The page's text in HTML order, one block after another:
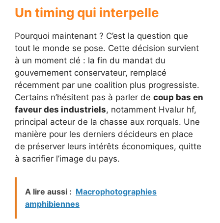
Un timing qui interpelle
Pourquoi maintenant ? C’est la question que
tout le monde se pose. Cette décision survient
à un moment clé : la fin du mandat du
gouvernement conservateur, remplacé
récemment par une coalition plus progressiste.
Certains n’hésitent pas à parler de coup bas en
faveur des industriels, notamment Hvalur hf,
principal acteur de la chasse aux rorquals. Une
manière pour les derniers décideurs en place
de préserver leurs intérêts économiques, quitte
à sacrifier l’image du pays.
A lire aussi : Macrophotographies
amphibiennes